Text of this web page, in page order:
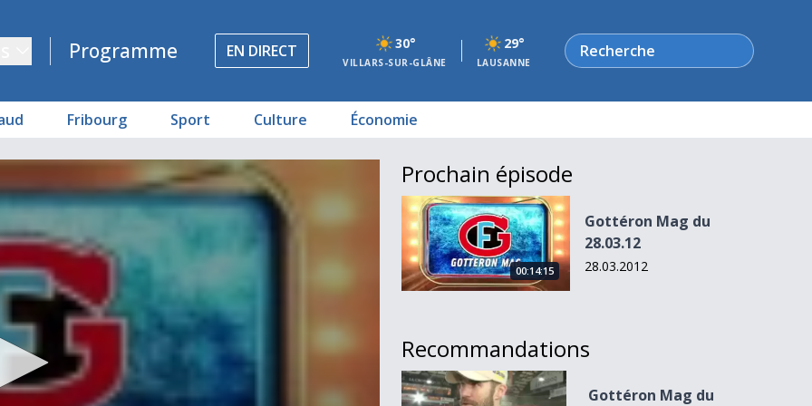
Programme EN DIRECT 30°
VILLARS-SUR-GLÂNE
29°
LAUSANNE
Rechercher
Fribourg Sport Culture Économie
Prochain épisode
Gottéron Mag du 28.03.12
00:14:15
Gottéron Mag du
28.03.12
28.03.2012
Recommandations
Gottéron Mag du 03.10.12
Gottéron Mag du